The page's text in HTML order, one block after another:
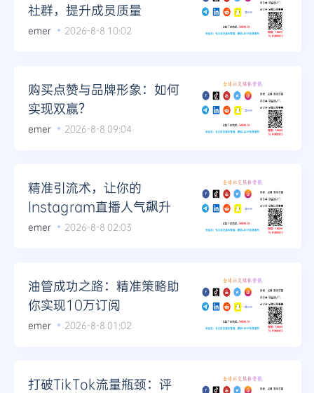
社群，提升成员质量
emer 2026-8-8 10:02
购买点赞与品牌形象：如何
实现双赢？
emer 2026-8-8 09:04
精准引流术，让你的
Instagram直播人气飙升
emer 2026-8-8 02:03
油管成功之路：精准策略助
你实现10万订阅
emer 2026-8-8 01:02
打破TikTok流量瓶颈：评